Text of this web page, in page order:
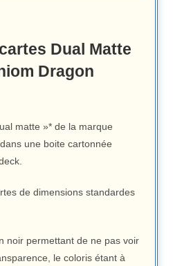
Dual Matte
Dragon
matte »* de la marque
une boite cartonnée
de dimensions standardes
noir permettant de ne pas voir
le coloris étant à